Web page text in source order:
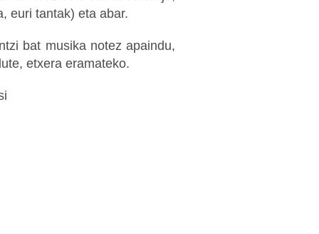
euri tantak) eta abar.
bat musika notez apaindu,
etxera eramateko.